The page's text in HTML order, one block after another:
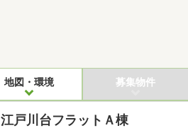
地図・環境 募集物件
江戸川台フラットＡ棟